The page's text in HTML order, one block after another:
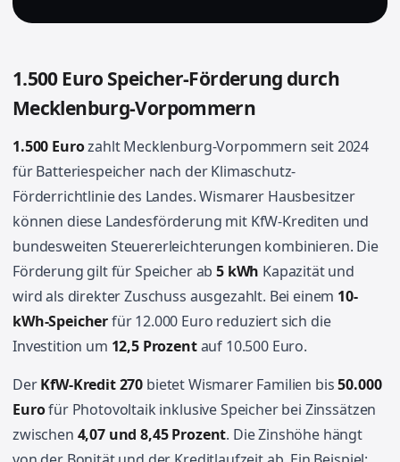
1.500 Euro Speicher-Förderung durch
Mecklenburg-Vorpommern
1.500 Eurozahlt Mecklenburg-Vorpommern seit 2024
für Batteriespeicher nach der Klimaschutz-
Förderrichtlinie des Landes. Wismarer Hausbesitzer
können diese Landesförderung mit KfW-Krediten und
bundesweiten Steuererleichterungen kombinieren. Die
Förderung gilt für Speicher ab5 kWh Kapazität und
wird als direkter Zuschuss ausgezahlt. Bei einem 10-
kWh-Speicherfür 12.000 Euro reduziert sich die
Investition um 12,5 Prozentauf 10.500 Euro.
DerKfW-Kredit 270 bietet Wismarer Familien bis50.000
Eurofür Photovoltaik inklusive Speicher bei Zinssätzen
zwischen 4,07 und 8,45 Prozent. Die Zinshöhe hängt